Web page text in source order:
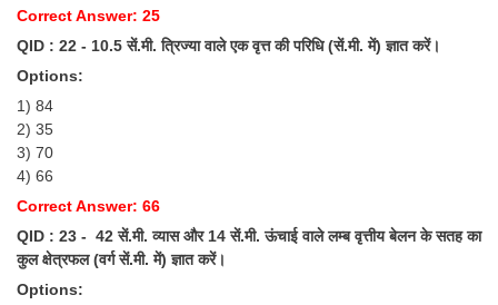
Correct Answer: 25
QID : 22 - 10.5 सें.मी. त्रिज्या वाले एक वृत्त की परिधि (सें.मी. में) ज्ञात करें।
Options:
1) 84
2) 35
3) 70
4) 66
Correct Answer: 66
QID : 23 - 42 सें.मी. व्यास और 14 सें.मी. ऊंचाई वाले लम्ब वृत्तीय बेलन के सतह का
कुल क्षेत्रफल (वर्ग सें.मी. में) ज्ञात करें।
Options: